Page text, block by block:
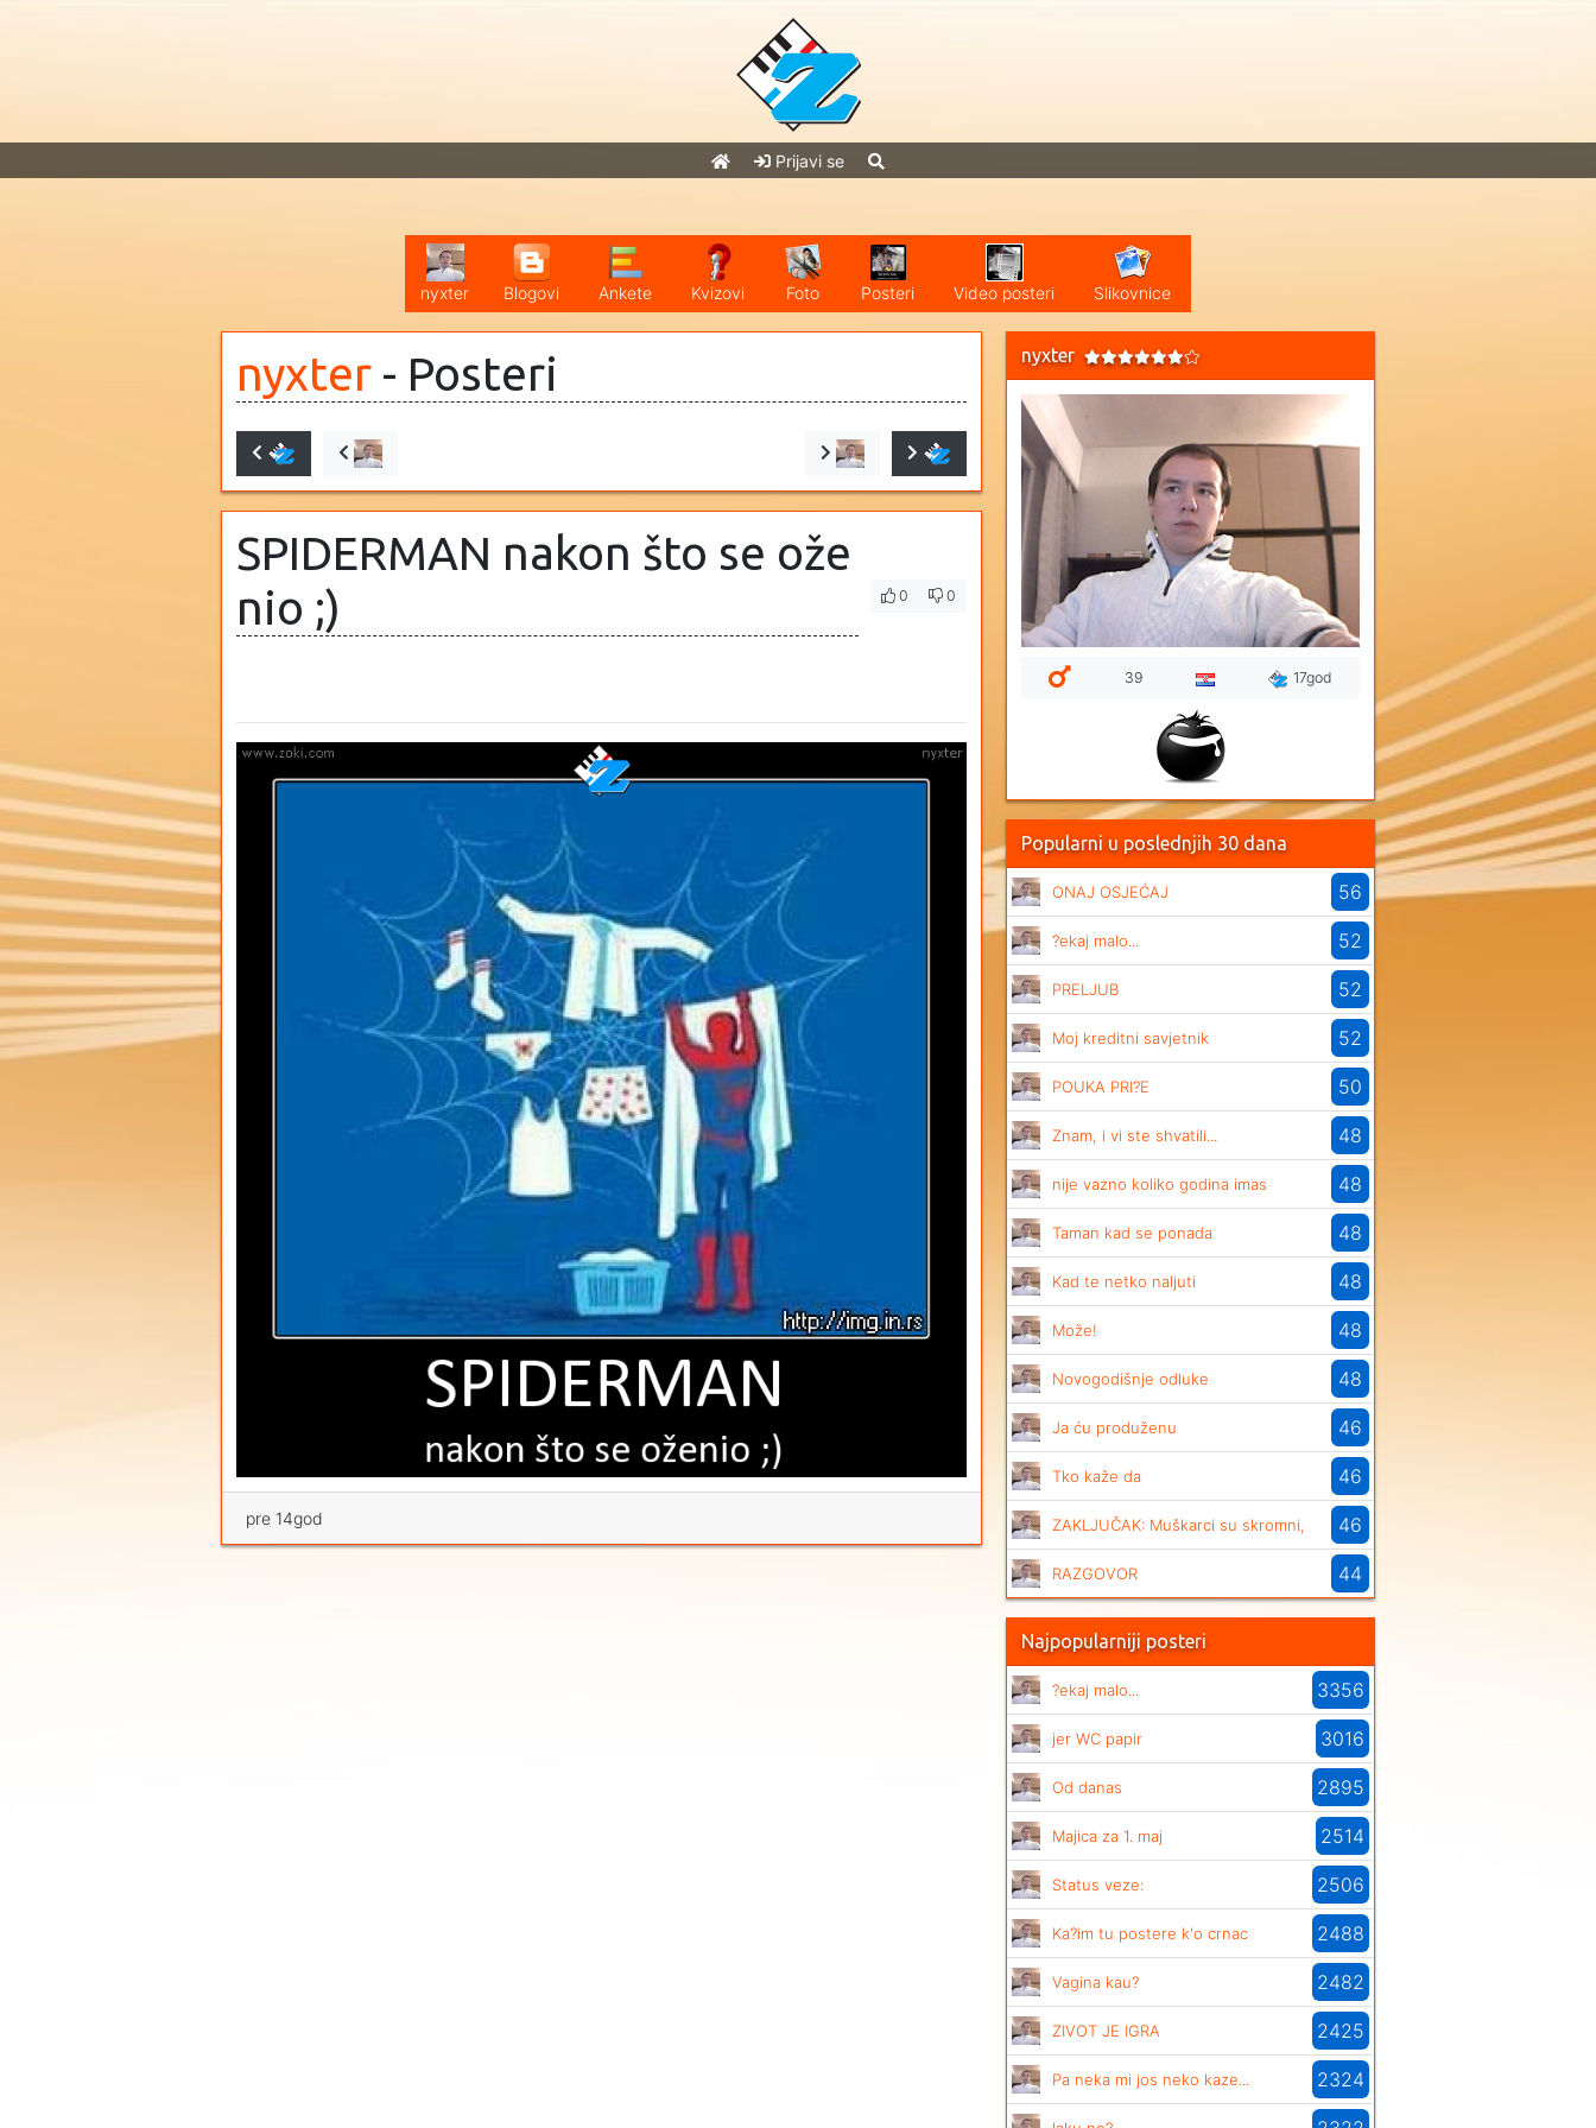
Prijavi se
nyxter Blogovi Ankete Kvizovi Foto Posteri Video posteri Slikovnice
nyxter - Posteri
SPIDERMAN nakon što se ože
nio ;)
0 0
pre 14god
nyxter
39 17god
Popularni u poslednjih 30 dana
ONAJ OSJEĆAJ 56
?ekaj malo... 52
PRELJUB 52
Moj kreditni savjetnik 52
POUKA PRI?E 50
Znam, i vi ste shvatili... 48
nije vazno koliko godina imas 48
Taman kad se ponada 48
Kad te netko naljuti 48
Može! 48
Novogodišnje odluke 48
Ja ću produženu 46
Tko kaže da 46
ZAKLJUČAK: Muškarci su skromni, 46
RAZGOVOR 44
Najpopularniji posteri
?ekaj malo... 3356
jer WC papir 3016
Od danas 2895
Majica za 1. maj 2514
Status veze: 2506
Ka?im tu postere k'o crnac 2488
Vagina kau? 2482
ZIVOT JE IGRA 2425
Pa neka mi jos neko kaze... 2324